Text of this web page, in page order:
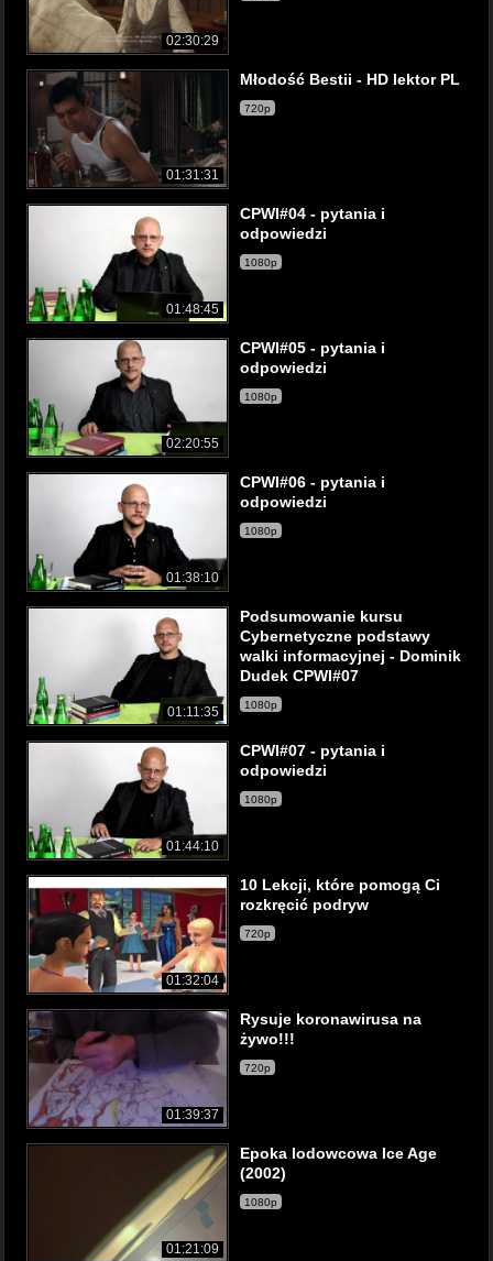
02:30:29
01:31:31
Młodość Bestii - HD lektor PL
720p
01:48:45
CPWI#04 - pytania i
odpowiedzi
1080p
02:20:55
CPWI#05 - pytania i
odpowiedzi
1080p
01:38:10
CPWI#06 - pytania i
odpowiedzi
1080p
01:11:35
Podsumowanie kursu
Cybernetyczne podstawy
walki informacyjnej - Dominik
Dudek CPWI#07
1080p
01:44:10
CPWI#07 - pytania i
odpowiedzi
1080p
01:32:04
10 Lekcji, które pomogą Ci
rozkręcić podryw
720p
01:39:37
Rysuje koronawirusa na
żywo!!!
720p
01:21:09
Epoka lodowcowa Ice Age
(2002)
1080p